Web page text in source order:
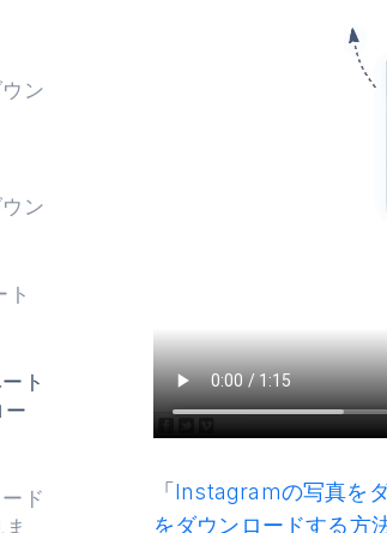
ン
ン
ト
ー
ド
「 Instagramの写真を
をダウンロードする方